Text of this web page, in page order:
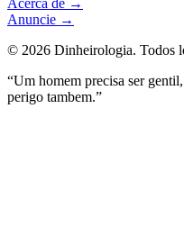
Anuncie →
© 2026 Dinheirologia. Todos
“Um homem precisa ser
perigo tambem.”